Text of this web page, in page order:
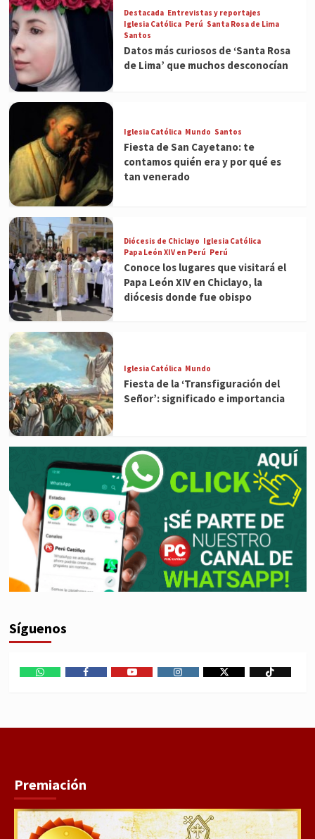
Destacada Entrevistas y reportajes
Iglesia Católica Perú Santa Rosa de Lima
Santos
Datos más curiosos de ‘Santa Rosa
de Lima’ que muchos desconocían
Iglesia Católica Mundo Santos
Fiesta de San Cayetano: te
contamos quién era y por qué es
tan venerado
Diócesis de Chiclayo Iglesia Católica
Papa León XIV en Perú Perú
Conoce los lugares que visitará el
Papa León XIV en Chiclayo, la
diócesis donde fue obispo
Iglesia Católica Mundo
Fiesta de la ‘Transfiguración del
Señor’: significado e importancia
Síguenos
Premiación